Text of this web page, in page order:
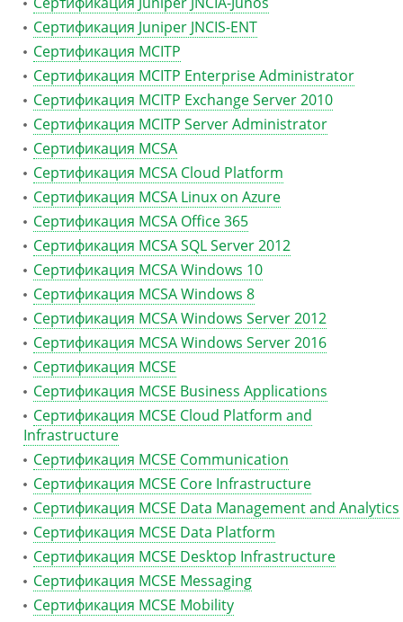
Сертификация Juniper JNCIS-ENT
Сертификация MCITP
Сертификация MCITP Enterprise Administrator
Сертификация MCITP Exchange Server 2010
Сертификация MCITP Server Administrator
Сертификация MCSA
Сертификация MCSA Cloud Platform
Сертификация MCSA Linux on Azure
Сертификация MCSA Office 365
Сертификация MCSA SQL Server 2012
Сертификация MCSA Windows 10
Сертификация MCSA Windows 8
Сертификация MCSA Windows Server 2012
Сертификация MCSA Windows Server 2016
Сертификация MCSE
Сертификация MCSE Business Applications
Сертификация MCSE Cloud Platform and
Infrastructure
Сертификация MCSE Communication
Сертификация MCSE Core Infrastructure
Сертификация MCSE Data Management and Analytics
Сертификация MCSE Data Platform
Сертификация MCSE Desktop Infrastructure
Сертификация MCSE Messaging
Сертификация MCSE Mobility